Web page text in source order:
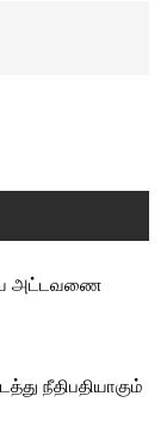
அட்டவணை
நீதிபதியாகும்